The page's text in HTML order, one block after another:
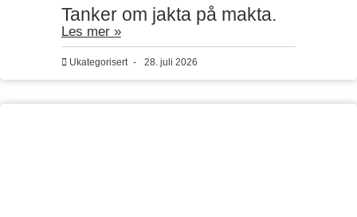
Tanker om jakta på makta.
Les mer »
Ukategorisert - 28. juli 2026